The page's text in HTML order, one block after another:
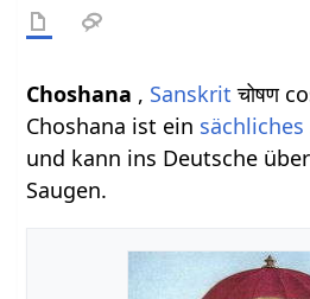
Choshana , Sanskrit चोषण
Choshana ist ein sächliches
und kann ins Deutsche
Saugen.